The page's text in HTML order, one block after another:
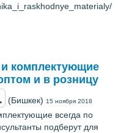
комплектующие
и в розницу
(Бишкек) 15 ноября 2018
всегда по
подберут для